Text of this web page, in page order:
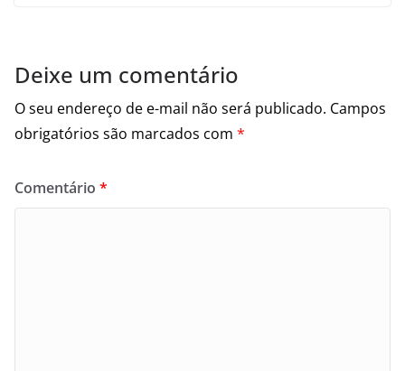
Deixe um comentário
O seu endereço de e-mail não será publicado. Campos
obrigatórios são marcados com *
Comentário *